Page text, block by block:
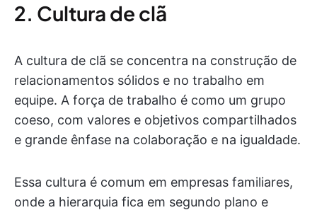
2. Cultura de clã
A cultura de clã se concentra na construção de
relacionamentos sólidos e no trabalho em
equipe. A força de trabalho é como um grupo
coeso, com valores e objetivos compartilhados
e grande ênfase na colaboração e na igualdade.
Essa cultura é comum em empresas familiares,
onde a hierarquia fica em segundo plano e